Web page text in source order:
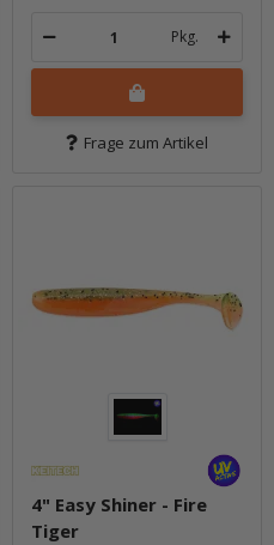
Pkg.
Frage zum Artikel
4" Easy Shiner - Fire
Tiger